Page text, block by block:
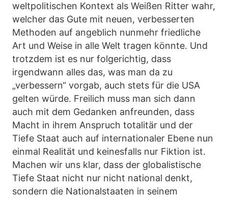
weltpolitischen Kontext als Weißen Ritter wahr,
welcher das Gute mit neuen, verbesserten
Methoden auf angeblich nunmehr friedliche
Art und Weise in alle Welt tragen könnte. Und
trotzdem ist es nur folgerichtig, dass
irgendwann alles das, was man da zu
„verbessern“ vorgab, auch stets für die USA
gelten würde. Freilich muss man sich dann
auch mit dem Gedanken anfreunden, dass
Macht in ihrem Anspruch totalitär und der
Tiefe Staat auch auf internationaler Ebene nun
einmal Realität und keinesfalls nur Fiktion ist.
Machen wir uns klar, dass der globalistische
Tiefe Staat nicht nur nicht national denkt,
sondern die Nationalstaaten in seinem